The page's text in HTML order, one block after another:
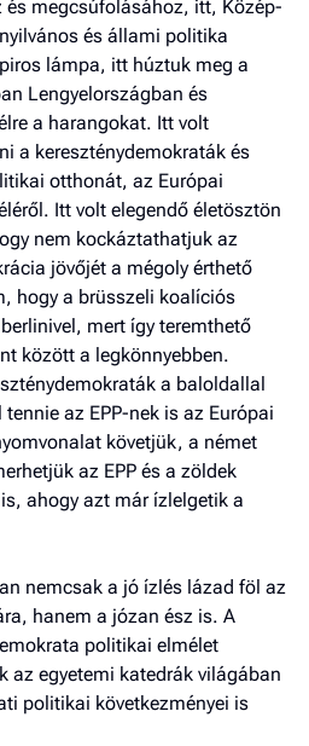
megcsúfolásához, itt, Közép-
és állami politika
lámpa, itt húztuk meg a
Lengyelországban és
a harangokat. Itt volt
a kereszténydemokraták és
otthonát, az Európai
Itt volt elegendő életösztön
nem kockáztathatjuk az
jövőjét a mégoly érthető
hogy a brüsszeli koalí­ciós
mert így teremthető
között a legkönnyebben.
a baloldallal
az EPP-nek is az Európai
követjük, a német
az EPP és a zöldek
ahogy azt már ízlelgetik a
nemcsak a jó ízlés lázad föl az
hanem a józan ész is. A
politikai elmélet
az egyetemi katedrák világában
politikai következményei is